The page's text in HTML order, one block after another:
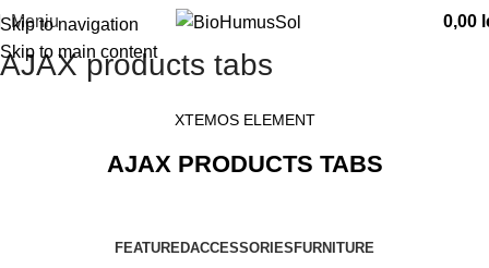
Skip to navigation
Skip to main content
Meniu 0,00
AJAX products tabs
XTEMOS ELEMENT
AJAX PRODUCTS TABS
FEATUREDACCESSORIESFURNITURE